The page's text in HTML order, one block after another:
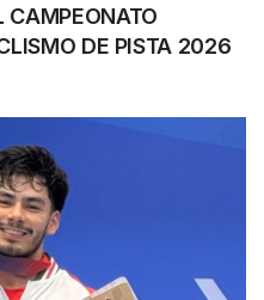
CAMPEONATO
DE PISTA 2026